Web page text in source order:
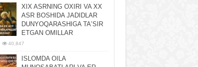
XIX ASRNING OXIRI VA XX
ASR BOSHIDA JADIDLAR
DUNYOQARASHIGA TAʼSIR
ETGAN OMILLAR
40,847
ISLOMDA OILA